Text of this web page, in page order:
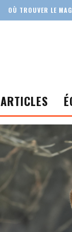
OÙ TROUVER LE
ARTICLES